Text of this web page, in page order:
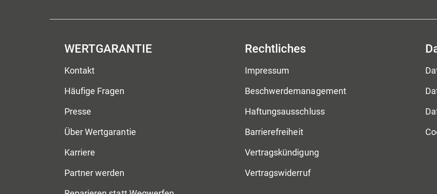
WERTGARANTIE
Kontakt
Häufige Fragen
Presse
Über Wertgarantie
Karriere
Partner werden
Rechtliches
Impressum
Beschwerdemanagement
Haftungsausschluss
Barrierefreiheit
Vertragskündigung
Vertragswiderruf